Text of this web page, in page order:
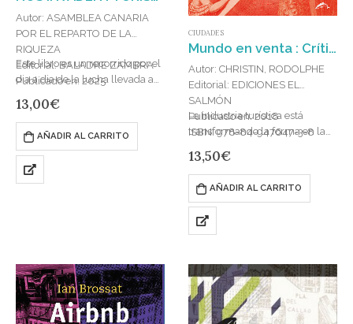
Autor: ASAMBLEA CANARIA
POR EL REPARTO DE LA
RIQUEZA
Editorial: BALADRE ZAMBRA
Publicado en: 2025
Este libro es un recorrido por el
dia a dia de la lucha llevada a
13,00€
AÑADIR AL CARRITO
CIUDADES
Mundo en venta : Crítica de la sinrazón turística
Autor: CHRISTIN, RODOLPHE
Editorial: EDICIONES EL
SALMÓN
Publicado en: 2018
ISBN: 978-84-947647-3-8
La industria turística está
transformando la forma en la
mundo. La movilidad constante
y el consumo de «eventos»
han…
13,50€
AÑADIR AL CARRITO